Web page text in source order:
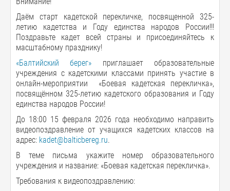
Даём старт кадетской перекличке, посвященной 325-
летию кадетства и Году единства народов России!!!
Поздравьте кадет всей страны и присоединяйтесь к
масштабному празднику!
«Балтийский берег» приглашает образовательные
учреждения с кадетскими классами принять участие в
онлайн-мероприятии «Боевая кадетская перекличка»,
посвящённом 325-летию кадетского образования и Году
единства народов России!
До 18:00 15 февраля 2026 года необходимо направить
видеопоздравление от учащихся кадетских классов на
адрес: kadet@balticbereg.ru.
В теме письма укажите номер образовательного
учреждения и название: «Боевая кадетская перекличка».
Требования к видеопоздравлению: